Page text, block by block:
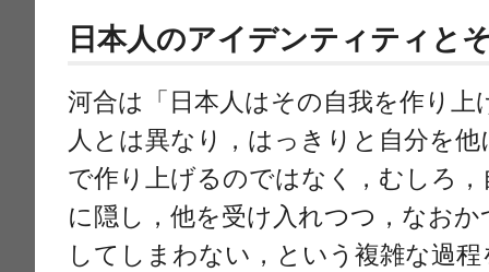
日本人のアイデンティティと
河合は「日本人はその自我を作り
人とは異なり，はっきりと自分を
で作り上げるのではなく，むしろ
に隠し，他を受け入れつつ，なお
してしまわない，という複雑な過